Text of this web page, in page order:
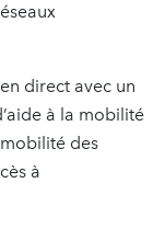
direct avec un
à la mobilité
des
à